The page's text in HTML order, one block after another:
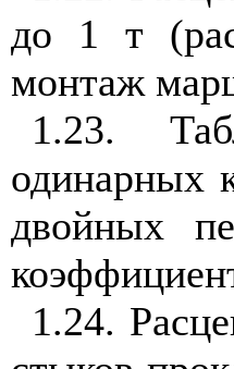
до 1 т
монтаж
1.23.
одинарных
двойных
1.24.